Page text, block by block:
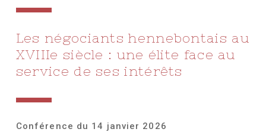
Les négociants hennebontais au
XVIIIe siècle : une élite face au
service de ses intérêts
Conférence du 14 janvier 2026